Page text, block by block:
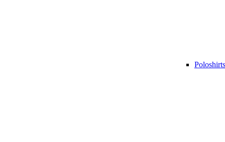
Poloshirts